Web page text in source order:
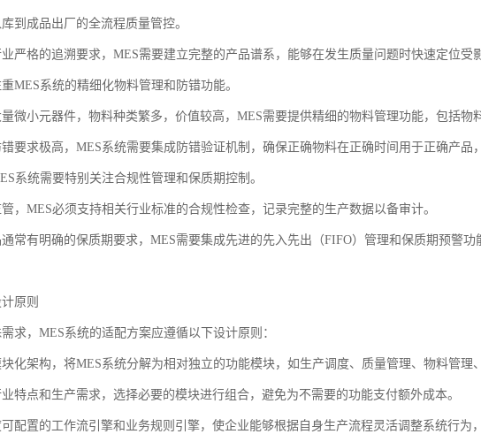
到成品出厂的全流程质量管控。
严格的追溯要求，MES需要建立完整的产品谱系，能够在发生质量问题时快速定位受
MES系统的精细化物料管理和防错功能。
微小元器件，物料种类繁多，价值较高，MES需要提供精细的物料管理功能，包括物
要求极高，MES系统需要集成防错验证机制，确保正确物料在正确时间用于正确产品
系统需要特别关注合规性管理和保质期控制。
，MES必须支持相关行业标准的合规性检查，记录完整的生产数据以备审计。
常有明确的保质期要求，MES需要集成先进的先入先出（FIFO）管理和保质期预警
原则
求，MES系统的适配方案应遵循以下设计原则：
化架构，将MES系统分解为相对独立的功能模块，如生产调度、质量管理、物料管理
特点和生产需求，选择必要的模块进行组合，避免为不需要的功能支付额外成本。
配置的工作流引擎和业务规则引擎，使企业能够根据自身生产流程灵活调整系统行为